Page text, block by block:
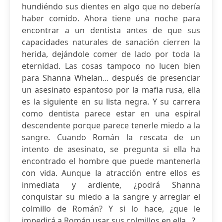
hundiéndo sus dientes en algo que no debería
haber comido. Ahora tiene una noche para
encontrar a un dentista antes de que sus
capacidades naturales de sanación cierren la
herida, dejándole comer de lado por toda la
eternidad. Las cosas tampoco no lucen bien
para Shanna Whelan... después de presenciar
un asesinato espantoso por la mafia rusa, ella
es la siguiente en su lista negra. Y su carrera
como dentista parece estar en una espiral
descendente porque parece tenerle miedo a la
sangre. Cuando Román la rescata de un
intento de asesinato, se pregunta si ella ha
encontrado el hombre que puede mantenerla
con vida. Aunque la atracción entre ellos es
inmediata y ardiente, ¿podrá Shanna
conquistar su miedo a la sangre y arreglar el
colmillo de Román? Y si lo hace, ¿que le